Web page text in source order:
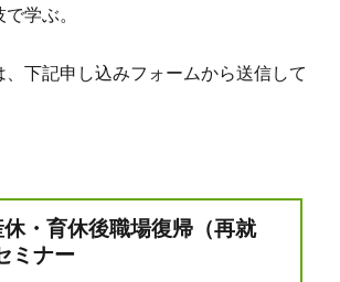
学ぶ。
、下記申し込みフォームから送信して
・育休後職場復帰（再就
ミナー